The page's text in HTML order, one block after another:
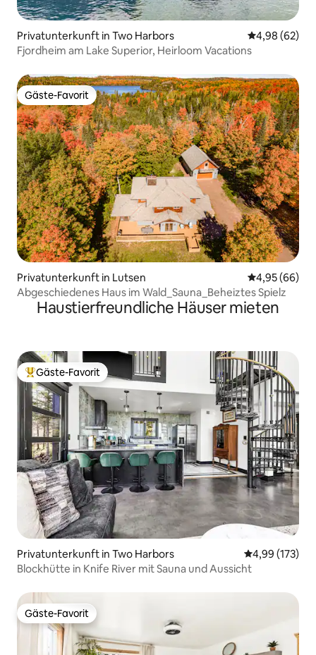
Privatunterkunft in Two Harbors
4,98 (62)
Fjordheim am Lake Superior, Heirloom Vacations
Gäste-Favorit
Gäste-Favorit
Privatunterkunft in Lutsen
4,95 (66)
Abgeschiedenes Haus im Wald_Sauna_Beheiztes Spielz
Haustierfreundliche Häuser mieten
Beliebter Gäste-Favorit.
Gäste-Favorit
Privatunterkunft in Two Harbors
4,99 (173)
Blockhütte in Knife River mit Sauna und Aussicht
Gäste-Favorit
Gäste-Favorit